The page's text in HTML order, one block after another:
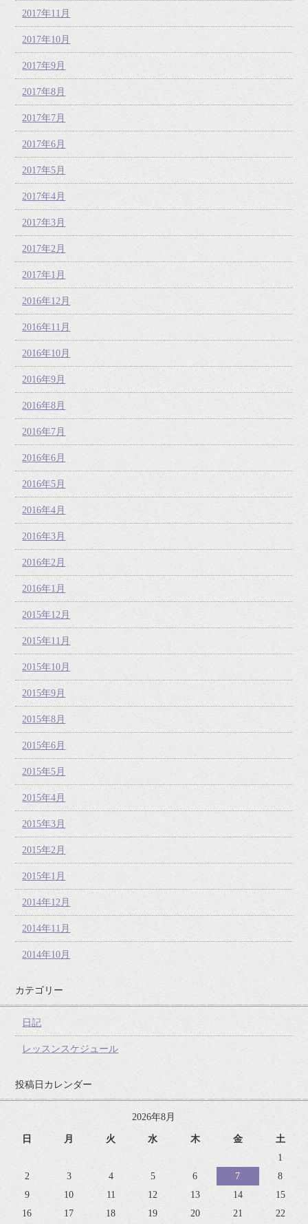
2017年11月
2017年10月
2017年9月
2017年8月
2017年7月
2017年6月
2017年5月
2017年4月
2017年3月
2017年2月
2017年1月
2016年12月
2016年11月
2016年10月
2016年9月
2016年8月
2016年7月
2016年6月
2016年5月
2016年4月
2016年3月
2016年2月
2016年1月
2015年12月
2015年11月
2015年10月
2015年9月
2015年8月
2015年6月
2015年5月
2015年4月
2015年3月
2015年2月
2015年1月
2014年12月
2014年11月
2014年10月
カテゴリー
日記
レッスンスケジュール
投稿日カレンダー
2026年8月
日 月 火 水 木 金
土
1
2
3 4 5 6 7
8
9
10 11 12 13 14
15
16
17 18 19 20 21 22